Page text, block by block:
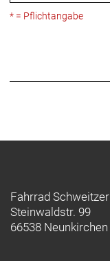
* = Pflichtangabe
Fahrrad Schweitzer
Steinwaldstr. 99
66538 Neunkirchen